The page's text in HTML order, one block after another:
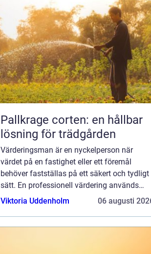
Pallkrage corten: en hållbar
lösning för trädgården
Värderingsman är en nyckelperson när
värdet på en fastighet eller ett föremål
behöver fastställas på ett säkert och tydligt
sätt. En professionell värdering används
ofta som underlag för banklån,
Viktoria Uddenholm 06 augusti